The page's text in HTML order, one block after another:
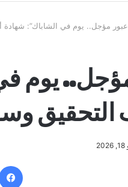
مؤجل.. يوم في الشاباك”: شهادة
يوم